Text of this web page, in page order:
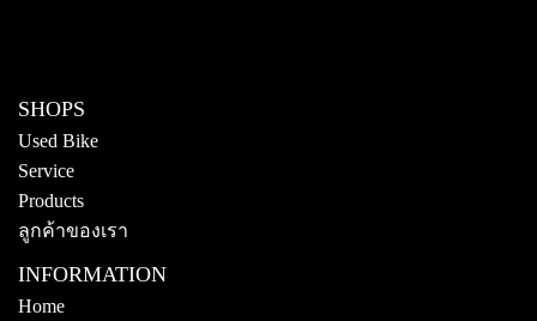
SHOPS
Used Bike
Service
Products
ลูกค้าของเรา
INFORMATION
Home